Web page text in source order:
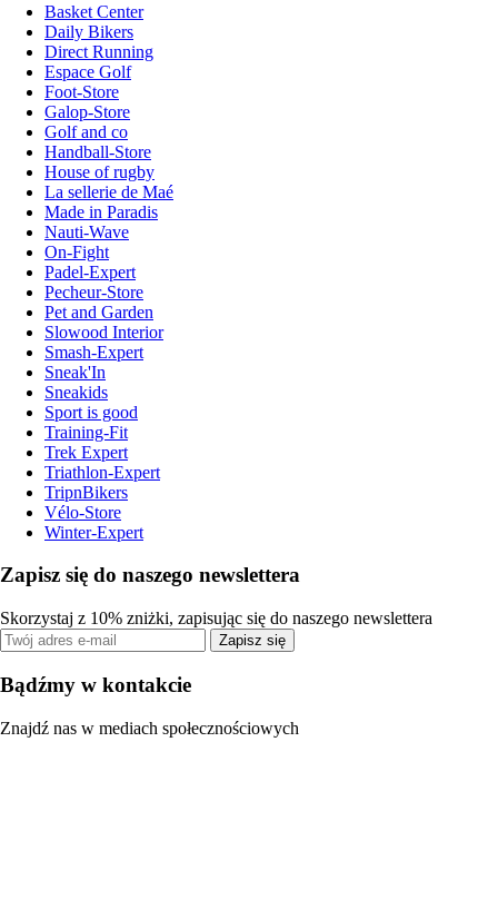
Basket Center
Daily Bikers
Direct Running
Espace Golf
Foot-Store
Galop-Store
Golf and co
Handball-Store
House of rugby
La sellerie de Maé
Made in Paradis
Nauti-Wave
On-Fight
Padel-Expert
Pecheur-Store
Pet and Garden
Slowood Interior
Smash-Expert
Sneak'In
Sneakids
Sport is good
Training-Fit
Trek Expert
Triathlon-Expert
TripnBikers
Vélo-Store
Winter-Expert
Zapisz się do naszego newslettera
Skorzystaj z 10% zniżki, zapisując się do naszego newslettera
Zapisz się
Bądźmy w kontakcie
Znajdź nas w mediach społecznościowych